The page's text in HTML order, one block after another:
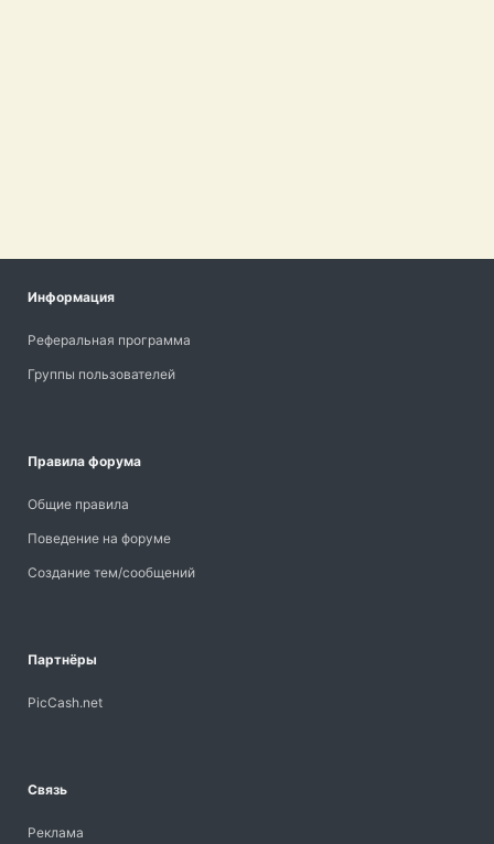
Информация
Реферальная программа
Группы пользователей
Правила форума
Общие правила
Поведение на форуме
Создание тем/сообщений
Партнёры
PicCash.net
Связь
Реклама